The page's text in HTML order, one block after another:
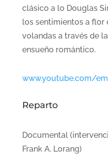
clásico a lo Douglas
los sentimientos a flor
volandas a través de
ensueño romántico.
www.youtube.com/
Reparto
Documental
Frank A. Lorang)